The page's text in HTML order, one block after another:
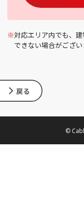
※対応エリア内でも、
できない場合がござい
戻る
©